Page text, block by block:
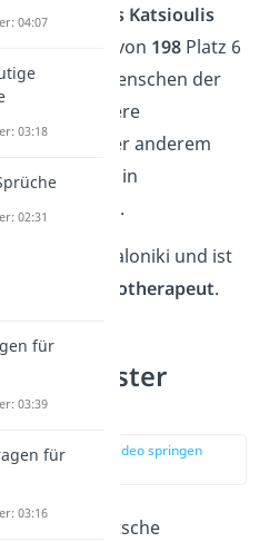
Evangelos Katsioulis
mit einem IQ von 198 Platz 6
Menschen der
schloss mehrere
ab, unter anderem
er den Doktor in
er in Thessaloniki und ist
Psychotherapeut.
7: Schlauster
zur Stelle im Video springen
der deutsche
04:07
03:18
02:31
für
03:39
für
03:16